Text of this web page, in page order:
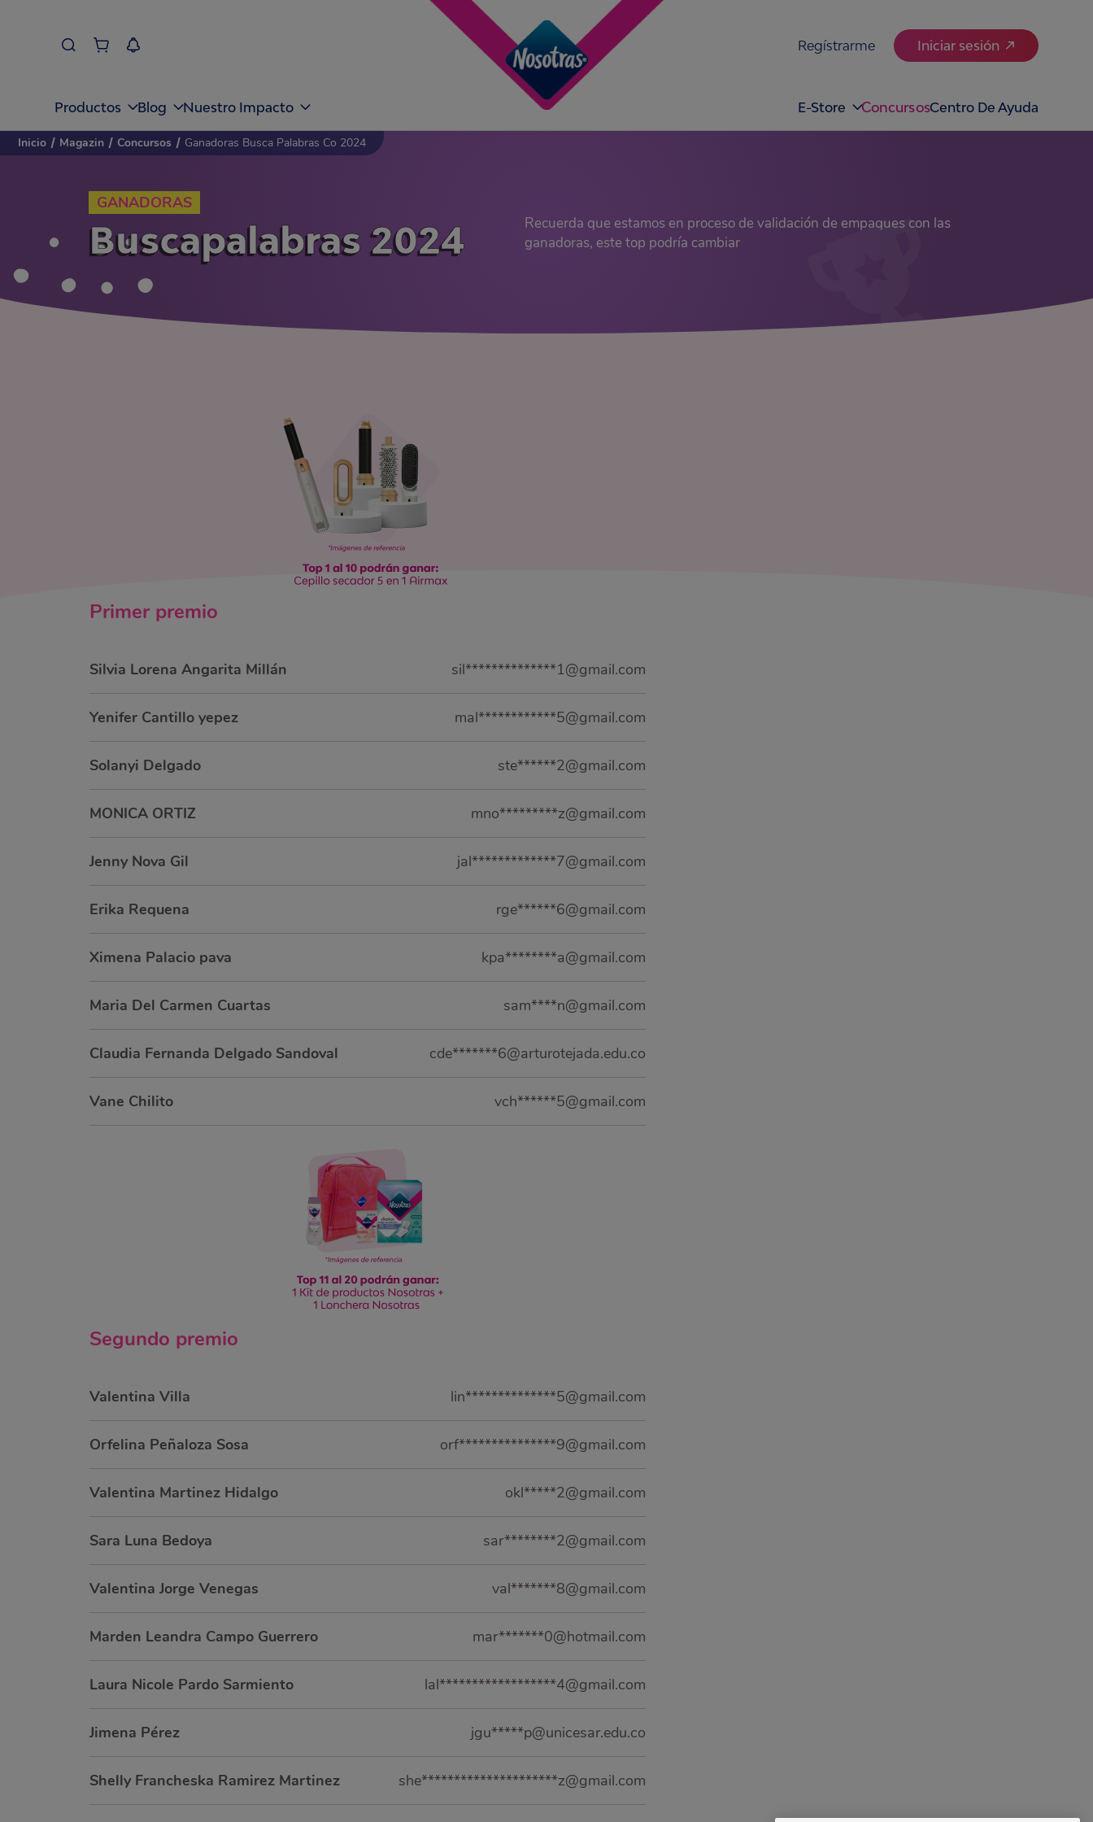
Regístrarme Iniciar sesión
Productos Blog Nuestro Impacto E-Store ConcursosCentro De Ayuda
Inicio / Magazin / Concursos / Ganadoras Busca Palabras Co 2024
GANADORAS
Buscapalabras 2024
Recuerda que estamos en proceso de validación de empaques con las
ganadoras, este top podría cambiar
Primerpremio
Silvia Lorena Angarita Millán sil**************1@gmail.com
Yenifer Cantillo yepez mal************5@gmail.com
Solanyi Delgado ste******2@gmail.com
MONICA ORTIZ mno*********z@gmail.com
Jenny Nova Gil jal*************7@gmail.com
Erika Requena rge******6@gmail.com
Ximena Palacio pava kpa********a@gmail.com
Maria Del Carmen Cuartas sam****n@gmail.com
Claudia Fernanda Delgado Sandoval cde*******6@arturotejada.edu.co
Vane Chilito vch******5@gmail.com
Segundo premio
Valentina Villa lin**************5@gmail.com
Orfelina Peñaloza Sosa orf***************9@gmail.com
Valentina Martinez Hidalgo okl*****2@gmail.com
Sara Luna Bedoya sar********2@gmail.com
Valentina Jorge Venegas val*******8@gmail.com
Marden Leandra Campo Guerrero mar*******0@hotmail.com
Laura Nicole Pardo Sarmiento lal******************4@gmail.com
Jimena Pérez jgu*****p@unicesar.edu.co
Shelly Francheska Ramirez Martinez she*********************z@gmail.com